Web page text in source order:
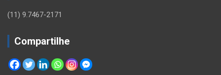
(11) 9.7467-2171
Compartilhe